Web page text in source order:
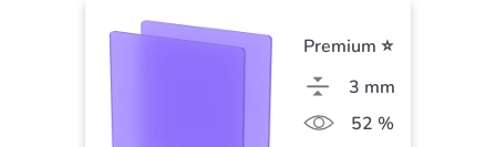
Premium ⭐
3 mm
52 %